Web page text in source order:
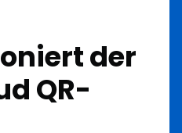
der
QR-